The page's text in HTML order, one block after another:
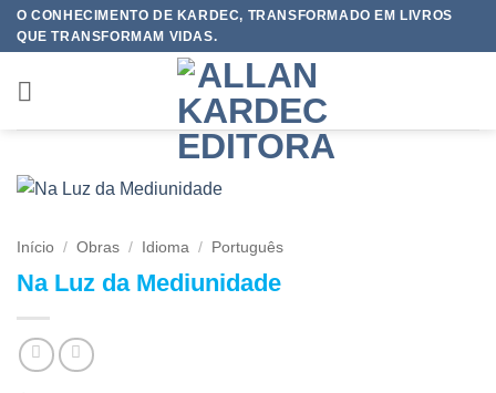
SkipO CONHECIMENTO DE KARDEC, TRANSFORMADO EM LIVROS
QUE TRANSFORMAM VIDAS.
Início / Obras / Idioma / Português
Na Luz da Mediunidade